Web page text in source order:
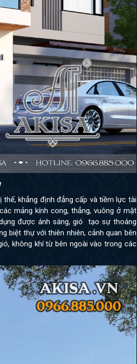
khẳng định đẳng cấp và tiềm lực tài
mảng kính cong, thẳng, vuông ở mặt
được ánh sáng, gió tạo sự thoáng
biệt thự với thiên nhiên, cảnh quan bên
không khí từ bên ngoài vào trong các